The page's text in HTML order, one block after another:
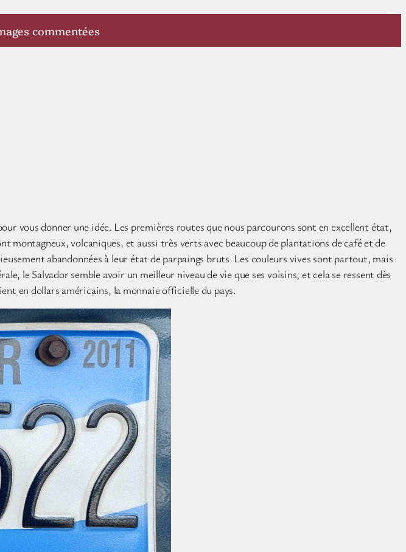
commentées
vous donner une idée. Les premières routes que nous parcourons sont en excellent état,
montagneux, volcaniques, et aussi très verts avec beaucoup de plantations de café et de
abandonnées à leur état de parpaings bruts. Les couleurs vives sont partout, mais
le Salvador semble avoir un meilleur niveau de vie que ses voisins, et cela se ressent dès
en dollars américains, la monnaie officielle du pays.